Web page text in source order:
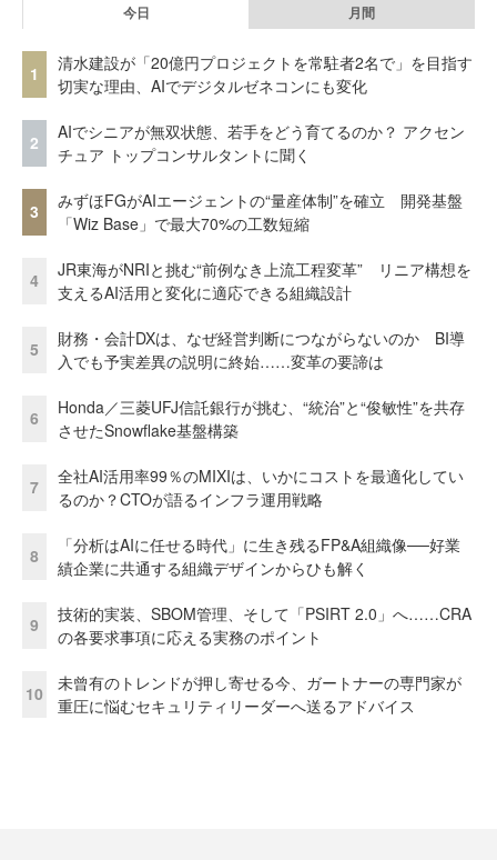
今日 月間
1
清水建設が「20億円プロジェクトを常駐者2名で」を目指す
切実な理由、AIでデジタルゼネコンにも変化
2
AIでシニアが無双状態、若手をどう育てるのか？ アクセン
チュア トップコンサルタントに聞く
3
みずほFGがAIエージェントの“量産体制”を確立 開発基盤
「Wiz Base」で最大70%の工数短縮
4
JR東海がNRIと挑む“前例なき上流工程変革” リニア構想を
支えるAI活用と変化に適応できる組織設計
5
財務・会計DXは、なぜ経営判断につながらないのか BI導
入でも予実差異の説明に終始……変革の要諦は
6
Honda／三菱UFJ信託銀行が挑む、“統治”と“俊敏性”を共存
させたSnowflake基盤構築
7
全社AI活用率99％のMIXIは、いかにコストを最適化してい
るのか？CTOが語るインフラ運用戦略
8
「分析はAIに任せる時代」に生き残るFP&A組織像──好業
績企業に共通する組織デザインからひも解く
9
技術的実装、SBOM管理、そして「PSIRT 2.0」へ……CRA
の各要求事項に応える実務のポイント
10
未曾有のトレンドが押し寄せる今、ガートナーの専門家が
重圧に悩むセキュリティリーダーへ送るアドバイス